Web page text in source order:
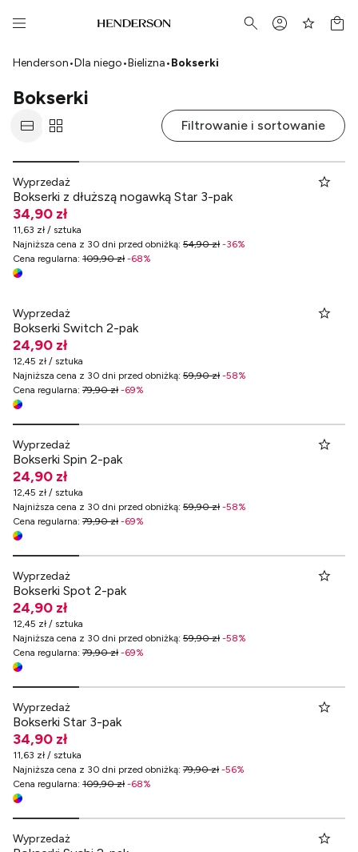
Henderson•Dla niego•Bielizna•Bokserki
Bokserki
Filtrowanie i sortowanie
Wyprzedaż
Bokserki z dłuższą nogawką Star 3-pak
34,90 zł
11,63 zł / sztuka
Najniższa cena z 30 dni przed obniżką: 54,90 zł -36%
Cena regularna: 109,90 zł -68%
Wyprzedaż
Bokserki Switch 2-pak
24,90 zł
12,45 zł / sztuka
Najniższa cena z 30 dni przed obniżką: 59,90 zł -58%
Cena regularna: 79,90 zł -69%
Wyprzedaż
Bokserki Spin 2-pak
24,90 zł
12,45 zł / sztuka
Najniższa cena z 30 dni przed obniżką: 59,90 zł -58%
Cena regularna: 79,90 zł -69%
Wyprzedaż
Bokserki Spot 2-pak
24,90 zł
12,45 zł / sztuka
Najniższa cena z 30 dni przed obniżką: 59,90 zł -58%
Cena regularna: 79,90 zł -69%
Wyprzedaż
Bokserki Star 3-pak
34,90 zł
11,63 zł / sztuka
Najniższa cena z 30 dni przed obniżką: 79,90 zł -56%
Cena regularna: 109,90 zł -68%
Wyprzedaż